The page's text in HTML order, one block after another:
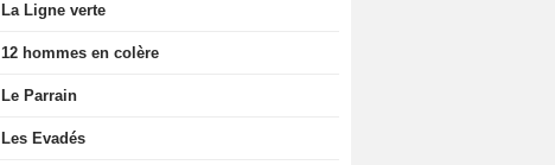
La Ligne verte
12 hommes en colère
Le Parrain
Les Evadés